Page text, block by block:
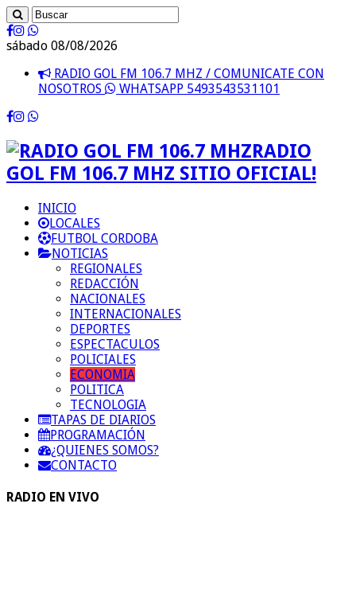
sábado 08/08/2026
RADIO GOL FM 106.7 MHZ / COMUNICATE CON
NOSOTROS
WHATSAPP 5493543531101
RADIO
GOL FM 106.7 MHZ SITIO OFICIAL!
INICIO
LOCALES
FUTBOL CORDOBA
NOTICIAS
REGIONALES
REDACCIÓN
NACIONALES
INTERNACIONALES
DEPORTES
ESPECTACULOS
POLICIALES
ECONOMIA
POLITICA
TECNOLOGIA
TAPAS DE DIARIOS
PROGRAMACIÓN
¿QUIENES SOMOS?
CONTACTO
RADIO EN VIVO